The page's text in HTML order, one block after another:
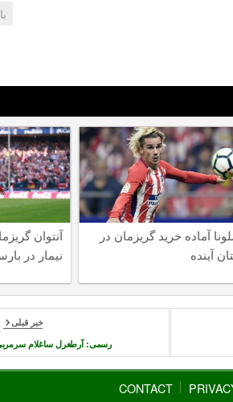
آماده خرید گریزمان در
آینده
آنتوان
نیمار در
خبر قبلی
رسمی: آرطغرل ساغلام
CONTACT